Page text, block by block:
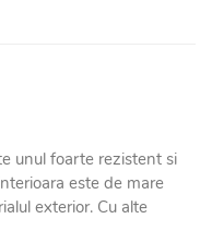
unul foarte rezistent si
este de mare
exterior. Cu alte